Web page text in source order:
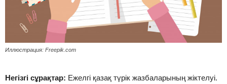
Иллюстрация: Freepik.com
Негізгі сұрақтар: Ежелгі қазақ түрік жазбаларының жіктелуі.